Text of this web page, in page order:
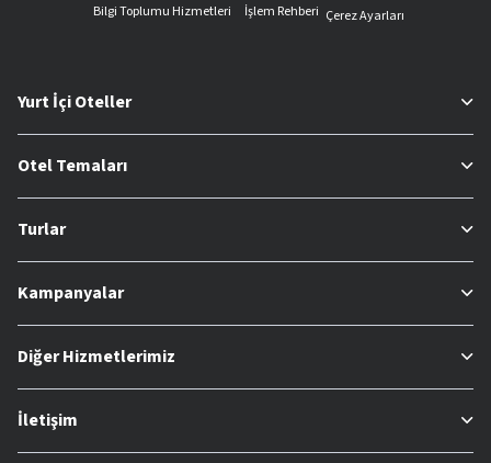
Bilgi Toplumu Hizmetleri
İşlem Rehberi Çerez Ayarları
Yurt İçi Oteller
Otel Temaları
Turlar
Kampanyalar
Diğer Hizmetlerimiz
İletişim